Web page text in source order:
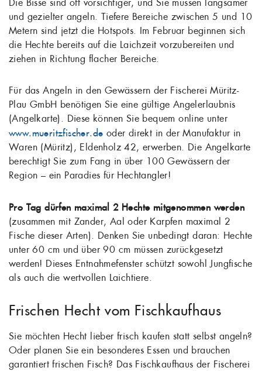
Die Bisse sind oft vorsichtiger, und Sie müssen langsamer
und gezielter angeln. Tiefere Bereiche zwischen 5 und 10
Metern sind jetzt die Hotspots. Im Februar beginnen sich
die Hechte bereits auf die Laichzeit vorzubereiten und
ziehen in Richtung flacher Bereiche.
Für das Angeln in den Gewässern der Fischerei Müritz-
Plau GmbH benötigen Sie eine gültige Angelerlaubnis
(Angelkarte). Diese können Sie bequem online unter
www.mueritzfischer.de oder direkt in der Manufaktur in
Waren (Müritz), Eldenholz 42, erwerben. Die Angelkarte
berechtigt Sie zum Fang in über 100 Gewässern der
Region – ein Paradies für Hechtangler!
Pro Tag dürfen maximal 2 Hechte mitgenommen werden
(zusammen mit Zander, Aal oder Karpfen maximal 2
Fische dieser Arten). Denken Sie unbedingt daran: Hechte
unter 60 cm und über 90 cm müssen zurückgesetzt
werden! Dieses Entnahmefenster schützt sowohl Jungfische
als auch die wertvollen Laichtiere.
Frischen Hecht vom Fischkaufhaus
Sie möchten Hecht lieber frisch kaufen statt selbst angeln?
Oder planen Sie ein besonderes Essen und brauchen
garantiert frischen Fisch? Das Fischkaufhaus der Fischerei